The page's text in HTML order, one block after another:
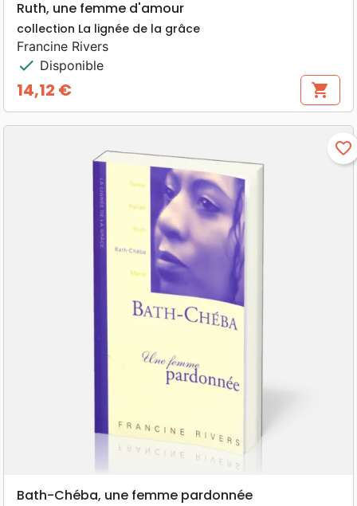
Ruth, une femme d'amour
collection La lignée de la grâce
Francine Rivers
check Disponible
Prix
14,12 € shopping_cart
favorite_border
Bath-Chéba, une femme pardonnée